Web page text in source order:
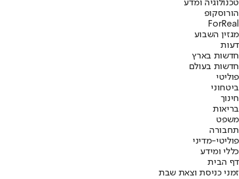
טכנולוגיה ומדע
הורוסקופ
ForReal
מגזין השבוע
דעות
חדשות בארץ
חדשות בעולם
פוליטי
ביטחוני
חינוך
בריאות
משפט
תחבורה
פוליטי-מדיני
כללי ומידע
דף הבית
זמני כניסת וצאת שבת